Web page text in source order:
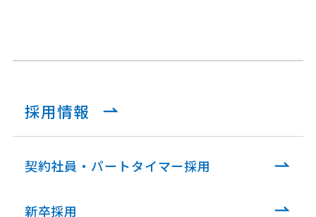
採用情報
契約社員・パートタイマー採用
新卒採用